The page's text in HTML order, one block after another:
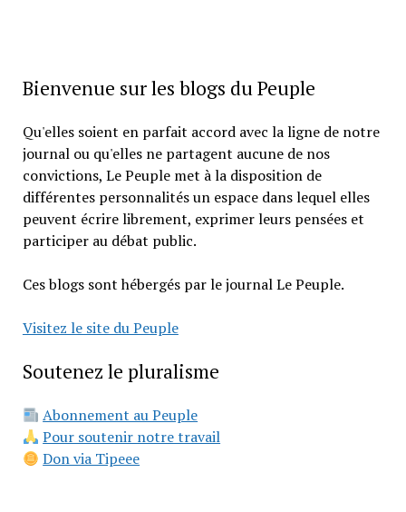
Bienvenue sur les blogs du Peuple
Qu'elles soient en parfait accord avec la ligne de notre
journal ou qu'elles ne partagent aucune de nos
convictions, Le Peuple met à la disposition de
différentes personnalités un espace dans lequel elles
peuvent écrire librement, exprimer leurs pensées et
participer au débat public.
Ces blogs sont hébergés par le journal Le Peuple.
Visitez le site du Peuple
Soutenez le pluralisme
Abonnement au Peuple
Pour soutenir notre travail
Don via Tipeee